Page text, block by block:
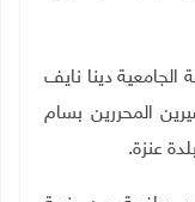
الجامعية دينا نايف
المحررين بسام
عنزة.